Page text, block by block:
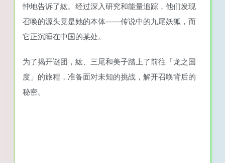
忡地告诉了紘。经过深入研究和能量追踪，他们发现
召唤的源头竟是她的本体——传说中的九尾妖狐，而
它正沉睡在中国的某处。
为了揭开谜团，紘、三尾和美子踏上了前往「龙之国
度」的旅程，准备面对未知的挑战，解开召唤背后的
秘密。